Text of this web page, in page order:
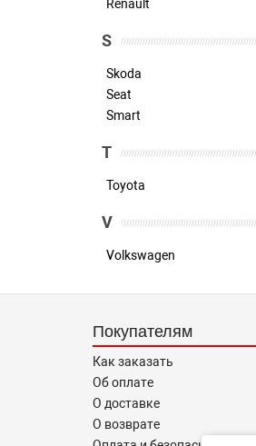
Renault
S
Skoda
Seat
Smart
T
Toyota
V
Volkswagen
Покупателям
Как заказать
Об оплате
О доставке
О возврате